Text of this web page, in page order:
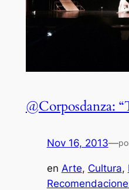
@Corposdanza:
Nov 16, 2013—
en Arte, Cultura,